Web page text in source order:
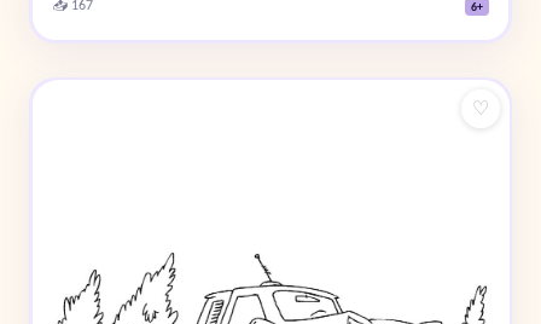
📥 167 6+
♡